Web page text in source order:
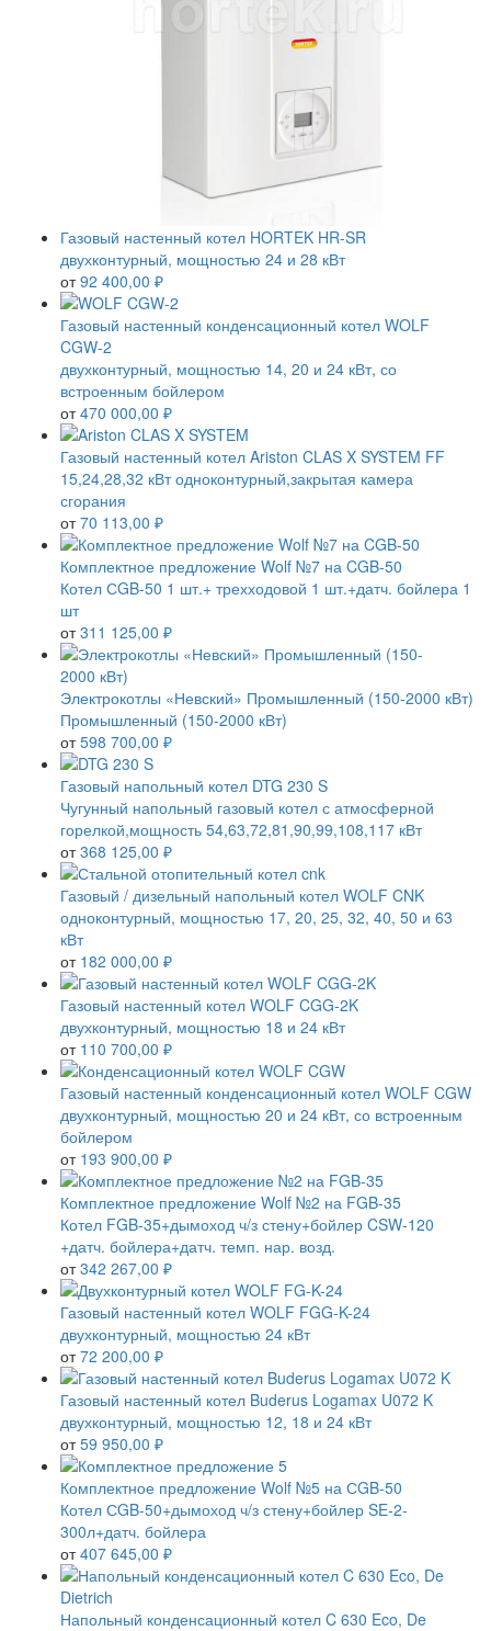
Газовый настенный котел HORTEK HR-SR
двухконтурный, мощностью 24 и 28 кВт
от 92 400,00 ₽
Газовый настенный конденсационный котел WOLF
CGW-2
двухконтурный, мощностью 14, 20 и 24 кВт, со
встроенным бойлером
от 470 000,00 ₽
Газовый настенный котел Ariston CLAS X SYSTEM FF
15,24,28,32 кВт одноконтурный,закрытая камера
сгорания
от 70 113,00 ₽
Комплектное предложение Wolf №7 на CGB-50
Котел СGB-50 1 шт.+ трехходовой 1 шт.+датч. бойлера 1
шт
от 311 125,00 ₽
Электрокотлы «Невский» Промышленный (150-2000 кВт)
Промышленный (150-2000 кВт)
от 598 700,00 ₽
Газовый напольный котел DTG 230 S
Чугунный напольный газовый котел с атмосферной
горелкой,мощность 54,63,72,81,90,99,108,117 кВт
от 368 125,00 ₽
Газовый / дизельный напольный котел WOLF CNK
одноконтурный, мощностью 17, 20, 25, 32, 40, 50 и 63
кВт
от 182 000,00 ₽
Газовый настенный котел WOLF CGG-2K
двухконтурный, мощностью 18 и 24 кВт
от 110 700,00 ₽
Газовый настенный конденсационный котел WOLF CGW
двухконтурный, мощностью 20 и 24 кВт, со встроенным
бойлером
от 193 900,00 ₽
Комплектное предложение Wolf №2 на FGB-35
Котел FGB-35+дымоход ч/з стену+бойлер CSW-120
+датч. бойлера+датч. темп. нар. возд.
от 342 267,00 ₽
Газовый настенный котел WOLF FGG-K-24
двухконтурный, мощностью 24 кВт
от 72 200,00 ₽
Газовый настенный котел Buderus Logamax U072 K
двухконтурный, мощностью 12, 18 и 24 кВт
от 59 950,00 ₽
Комплектное предложение Wolf №5 на СGB-50
Котел СGB-50+дымоход ч/з стену+бойлер SE-2-
300л+датч. бойлера
от 407 645,00 ₽
Напольный конденсационный котел C 630 Eco, De